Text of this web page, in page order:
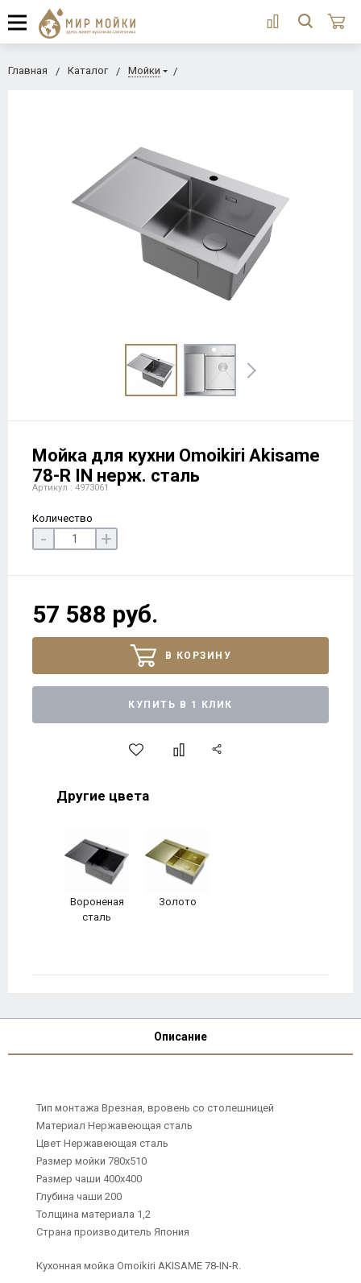
Главная Каталог Мойки
Мойка для кухни Omoikiri Akisame
78-R IN нерж. сталь
Артикул : 4973061
Количество
- +
57 588 руб.
В КОРЗИНУ
КУПИТЬ В 1 КЛИК
Другие цвета
Вороненая
сталь
Золото
Описание
Тип монтажа Врезная, вровень со столешницей
Материал Нержавеющая сталь
Цвет Нержавеющая сталь
Размер мойки 780х510
Размер чаши 400х400
Глубина чаши 200
Толщина материала 1,2
Страна производитель Япония
Кухонная мойка Omoikiri AKISAME 78-IN-R.